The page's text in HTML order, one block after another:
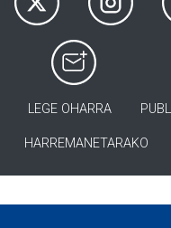
LEGE OHARRA
HARREMANETARAKO